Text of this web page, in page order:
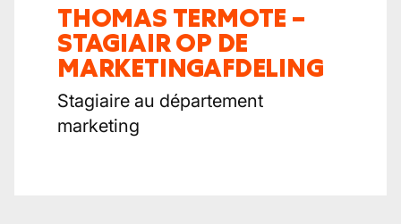
THOMAS TERMOTE –
STAGIAIR OP DE
MARKETINGAFDELING
Stagiaire au département
marketing